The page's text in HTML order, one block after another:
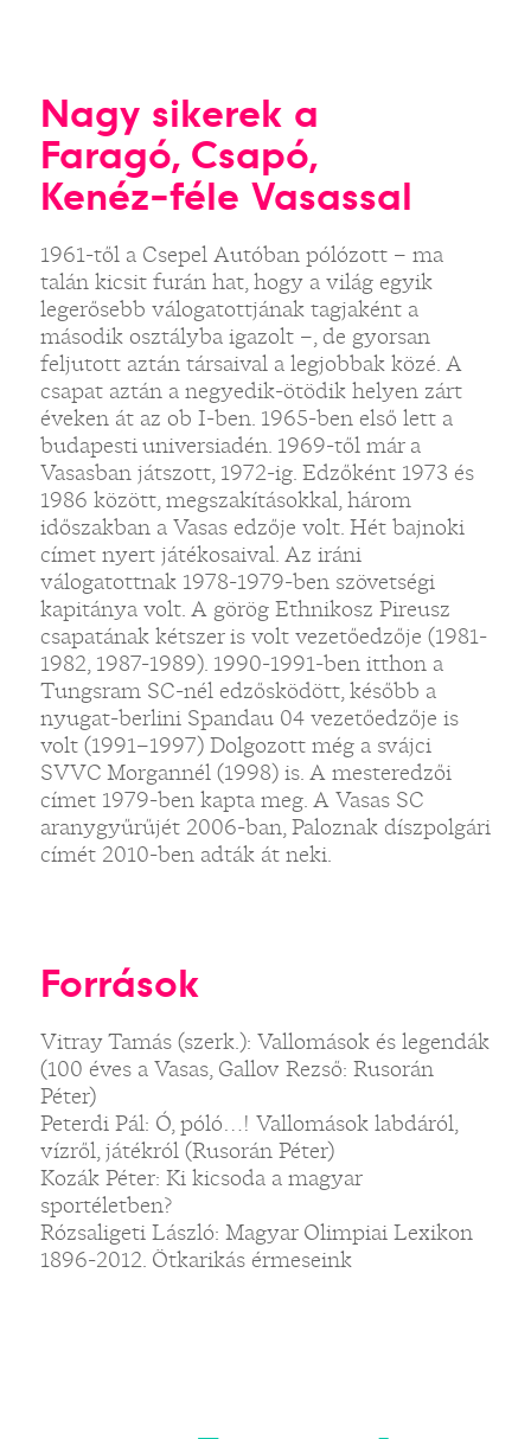
Nagy sikerek a
Faragó, Csapó,
Kenéz-féle Vasassal
1961-től a Csepel Autóban pólózott – ma
talán kicsit furán hat, hogy a világ egyik
legerősebb válogatottjának tagjaként a
második osztályba igazolt –, de gyorsan
feljutott aztán társaival a legjobbak közé. A
csapat aztán a negyedik-ötödik helyen zárt
éveken át az ob I-ben. 1965-ben első lett a
budapesti universiadén. 1969-től már a
Vasasban játszott, 1972-ig. Edzőként 1973 és
1986 között, megszakításokkal, három
időszakban a Vasas edzője volt. Hét bajnoki
címet nyert játékosaival. Az iráni
válogatottnak 1978-1979-ben szövetségi
kapitánya volt. A görög Ethnikosz Pireusz
csapatának kétszer is volt vezetőedzője (1981-
1982, 1987-1989). 1990-1991-ben itthon a
Tungsram SC-nél edzősködött, később a
nyugat-berlini Spandau 04 vezetőedzője is
volt (1991–1997) Dolgozott még a svájci
SVVC Morgannél (1998) is. A mesteredzői
címet 1979-ben kapta meg. A Vasas SC
aranygyűrűjét 2006-ban, Paloznak díszpolgári
címét 2010-ben adták át neki.
Források
Vitray Tamás (szerk.): Vallomások és legendák
(100 éves a Vasas, Gallov Rezső: Rusorán
Péter)
Peterdi Pál: Ó, póló…! Vallomások labdáról,
vízről, játékról (Rusorán Péter)
Kozák Péter: Ki kicsoda a magyar
sportéletben?
Rózsaligeti László: Magyar Olimpiai Lexikon
1896-2012. Ötkarikás érmeseink